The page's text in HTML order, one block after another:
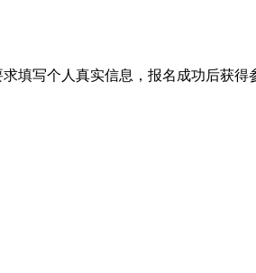
填写个人真实信息，报名成功后获得